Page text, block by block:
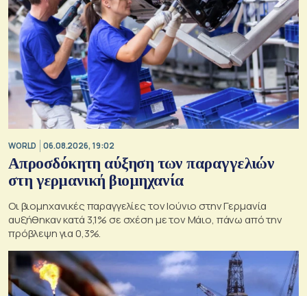
WORLD 06.08.2026, 19:02
Απροσδόκητη αύξηση των παραγγελιών
στη γερμανική βιομηχανία
Οι βιομηχανικές παραγγελίες τον Ιούνιο στην Γερμανία
αυξήθηκαν κατά 3,1% σε σχέση με τον Μάιο, πάνω από την
πρόβλεψη για 0,3%.